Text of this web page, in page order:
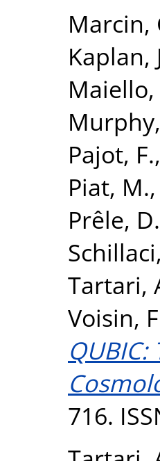
Marcin,
Kaplan,
Pajot, F.,
Piat, M.,
Prêle, D.
Tartari,
Voisin,
716.